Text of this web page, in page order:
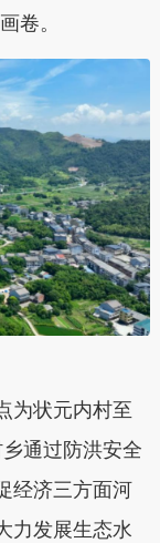
卷。
为状元内村至
通过防洪安全
经济三方面河
力发展生态水